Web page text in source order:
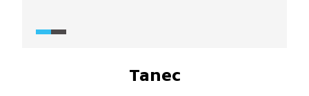
naučit. Vyzkoušejte to také.
Tanec